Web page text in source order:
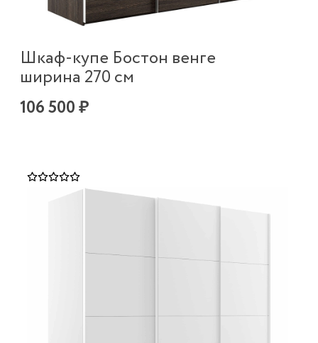
Шкаф-купе Бостон венге
ширина 270 см
106 500 ₽